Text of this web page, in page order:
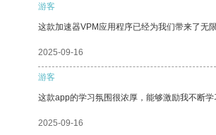
游客
这款加速器VPM应用程序已经为我们带来了无
2025-09-16
游客
这款app的学习氛围很浓厚，能够激励我不断学
2025-09-16